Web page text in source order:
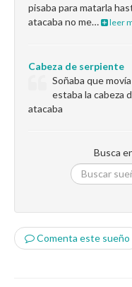
pisaba para matarla
atacaba no me…
leer
Cabeza de serpiente
Soñaba que
estaba la cabeza
atacaba
Busca
Comenta este sueño